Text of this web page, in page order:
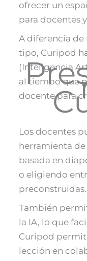
ofrecer un
para docentes
A diferencia de
tipo, Curipod
(Inteligencia
al tiempo que
docente para
Los docentes
herramienta
basada en
o eligiendo
preconstruidas.
También
la IA, lo que
Curipod
lección en